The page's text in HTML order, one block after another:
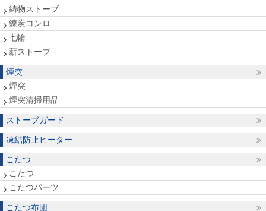
鋳物ストーブ
練炭コンロ
七輪
薪ストーブ
煙突
煙突
煙突清掃用品
ストーブガード
凍結防止ヒーター
こたつ
こたつ
こたつパーツ
こたつ布団